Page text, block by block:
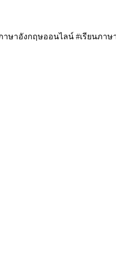
าษาอังกฤษออนไลน์ #เรียนภา